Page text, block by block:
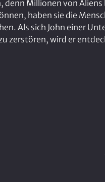
denn Millionen von
haben sie die
Als sich John einer
zerstören, wird er